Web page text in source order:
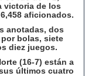
victoria de los
aficionados.
anotadas, dos
bolas, siete
diez juegos.
(16-7) están a
últimos cuatro